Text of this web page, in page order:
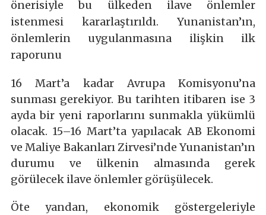
önerisiyle bu ülkeden ilave önlemler
istenmesi kararlaştırıldı. Yunanistan’ın,
önlemlerin uygulanmasına ilişkin ilk
raporunu
16 Mart’a kadar Avrupa Komisyonu’na
sunması gerekiyor. Bu tarihten itibaren ise 3
ayda bir yeni raporlarını sunmakla yükümlü
olacak. 15–16 Mart’ta yapılacak AB Ekonomi
ve Maliye Bakanları Zirvesi’nde Yunanistan’ın
durumu ve ülkenin almasında gerek
görülecek ilave önlemler görüşülecek.
Öte yandan, ekonomik göstergeleriyle